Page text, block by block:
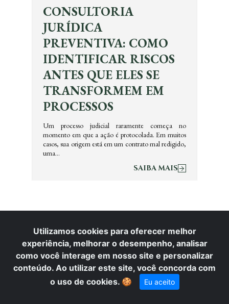
CONSULTORIA
JURÍDICA
PREVENTIVA: COMO
IDENTIFICAR RISCOS
ANTES QUE ELES SE
TRANSFORMEM EM
PROCESSOS
Um processo judicial raramente começa no
momento em que a ação é protocolada. Em muitos
casos, sua origem está em um contrato mal redigido,
uma…
SAIBA MAIS
SEJA UM COLABORADOR
Na Carlos Menezes Advocacia, acreditamos que excelência se
constrói com pessoas. Valorizamos profissionais comprometidos,
Utilizamos cookies para oferecer melhor
experiência, melhorar o desempenho, analisar
como você interage em nosso site e personalizar
conteúdo. Ao utilizar este site, você concorda com
o uso de cookies. 🍪 Eu aceito